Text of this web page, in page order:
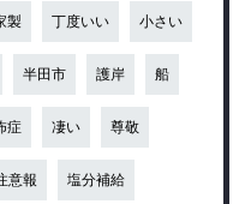
製 丁度いい 小さい
半田市 護岸 船
症 凄い 尊敬
意報 塩分補給